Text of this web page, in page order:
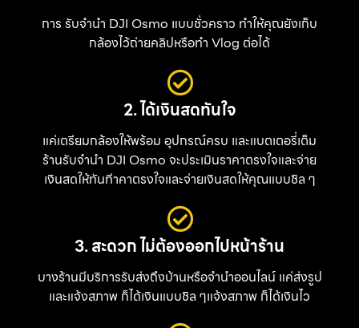
การ รับจำนำ DJI Osmo แบบชั่วคราว ทำให้คุณยังเก็บ
กล้องไว้ถ่ายคลิปหรือทำ Vlog ต่อได้
2. ได้เงินสดทันใจ
แค่เตรียมกล้องให้พร้อม อุปกรณ์ครบ และแบตเตอรี่เต็ม
ร้านรับจำนำ DJI Osmo จะประเมินราคาตรงใจและจ่าย
เงินสดให้ทันทีาคาตรงใจและจ่ายเงินสดให้คุณแบบชิล ๆ
3. สะดวก ไม่ต้องออกไปหน้าร้าน
บางร้านมีบริการรับส่งถึงบ้านหรือจำนำออนไลน์ แค่ส่งรูป
และแจ้งสภาพ ก็ได้เงินแบบชิล ๆแจ้งสภาพ ก็ได้เงินไว